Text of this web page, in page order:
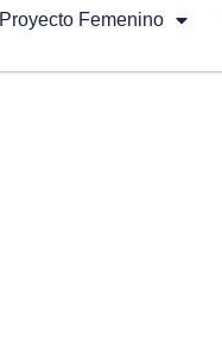
Proyecto Femenino